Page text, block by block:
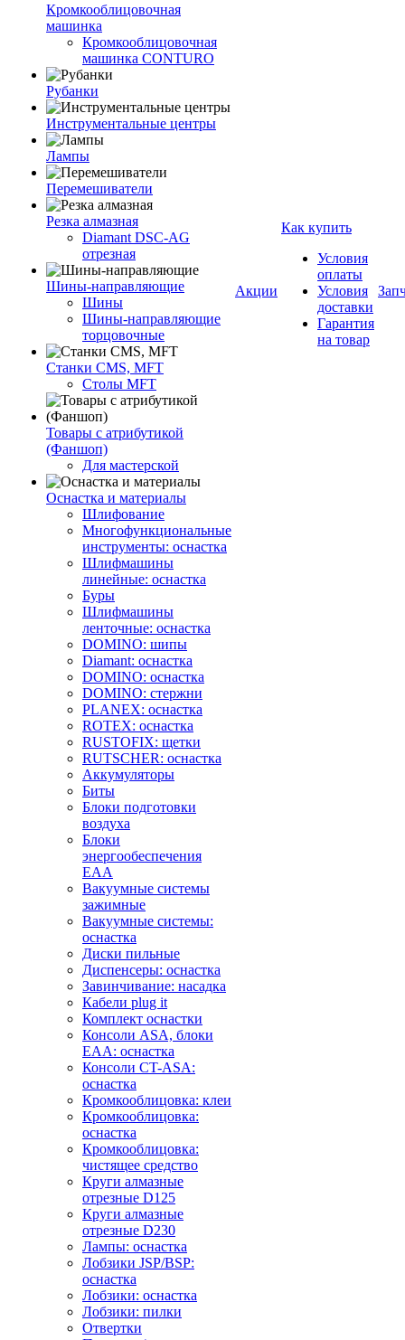
Кромкооблицовочная
машинка
Кромкооблицовочная
машинка CONTURO
Рубанки
Инструментальные центры
Лампы
Перемешиватели
Резка алмазная
Diamant DSC-AG
отрезная
Шины-направляющие
Шины
Шины-направляющие
торцовочные
Станки CMS, MFT
Столы MFT
Товары с атрибутикой
(Фаншоп)
Для мастерской
Оснастка и материалы
Шлифование
Многофункциональные
инструменты: оснастка
Шлифмашины
линейные: оснастка
Буры
Шлифмашины
ленточные: оснастка
DOMINO: шипы
Diamant: оснастка
DOMINO: оснастка
DOMINO: стержни
PLANEX: оснастка
ROTEX: оснастка
RUSTOFIX: щетки
RUTSCHER: оснастка
Аккумуляторы
Биты
Блоки подготовки
воздуха
Блоки
энергообеспечения
EAA
Вакуумные системы
зажимные
Вакуумные системы:
оснастка
Диски пильные
Диспенсеры: оснастка
Завинчивание: насадка
Кабели plug it
Комплект оснастки
Консоли ASA, блоки
EAA: оснастка
Консоли CT-ASA:
оснастка
Кромкооблицовка: клеи
Кромкооблицовка:
оснастка
Кромкооблицовка:
чистящее средство
Круги алмазные
отрезные D125
Круги алмазные
отрезные D230
Лампы: оснастка
Лобзики JSP/BSP:
оснастка
Лобзики: оснастка
Лобзики: пилки
Отвертки
Акции
Как купить
Условия
оплаты
Условия
доставки
Гарантия
на товар